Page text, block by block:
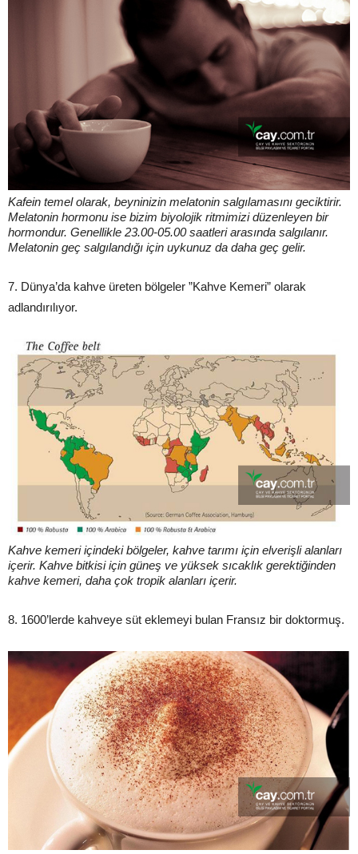
Kafein temel olarak, beyninizin melatonin salgılamasını geciktirir.
Melatonin hormonu ise bizim biyolojik ritmimizi düzenleyen bir
hormondur. Genellikle 23.00-05.00 saatleri arasında salgılanır.
Melatonin geç salgılandığı için uykunuz da daha geç gelir.
7. Dünya’da kahve üreten bölgeler ”Kahve Kemeri” olarak
adlandırılıyor.
Kahve kemeri içindeki bölgeler, kahve tarımı için elverişli alanları
içerir. Kahve bitkisi için güneş ve yüksek sıcaklık gerektiğinden
kahve kemeri, daha çok tropik alanları içerir.
8. 1600’lerde kahveye süt eklemeyi bulan Fransız bir doktormuş.